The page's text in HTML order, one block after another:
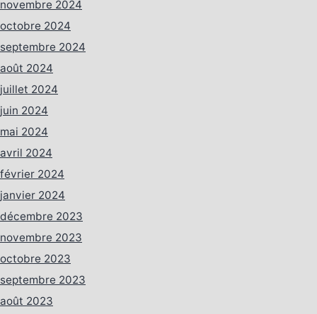
novembre 2024
octobre 2024
septembre 2024
août 2024
juillet 2024
juin 2024
mai 2024
avril 2024
février 2024
janvier 2024
décembre 2023
novembre 2023
octobre 2023
septembre 2023
août 2023